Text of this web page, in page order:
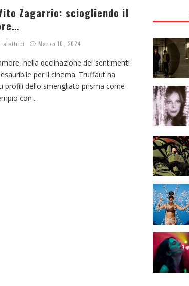
Zagarrio: sciogliendo il
elettrici Marzo 10, 2024
nella declinazione dei sentimenti
per il cinema. Truffaut ha
profili dello smerigliato prisma come
con...